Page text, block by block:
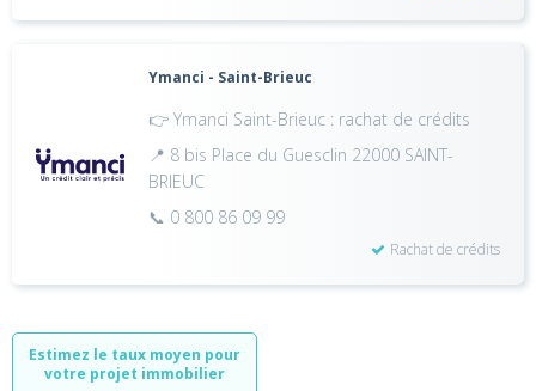
Ymanci - Saint-Brieuc
👉 Ymanci Saint-Brieuc : rachat de crédits
📍 8 bis Place du Guesclin 22000 SAINT-
BRIEUC
📞 0 800 86 09 99
Rachat de crédits
Estimez le taux moyen pour
votre projet immobilier